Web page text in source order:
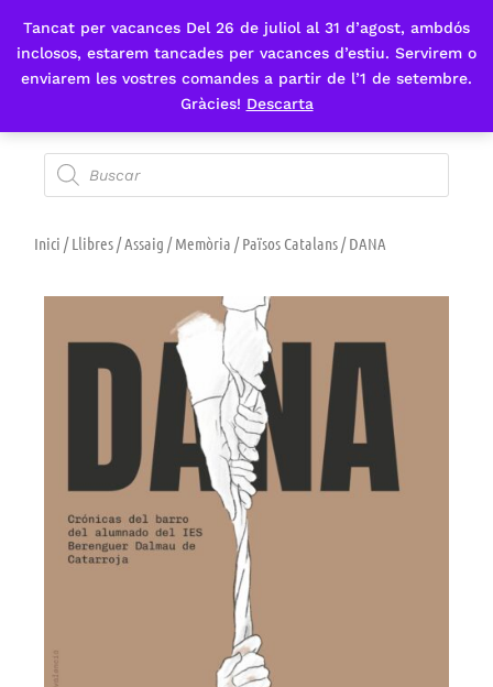
Tancat per vacances Del 26 de juliol al 31 d’agost, ambdós
inclosos, estarem tancades per vacances d’estiu. Servirem o
enviarem les vostres comandes a partir de l’1 de setembre.
Gràcies! Descarta
Fes-te'n sòcia
Inici /Llibres/Assaig /Memòria /Països Catalans/ DANA